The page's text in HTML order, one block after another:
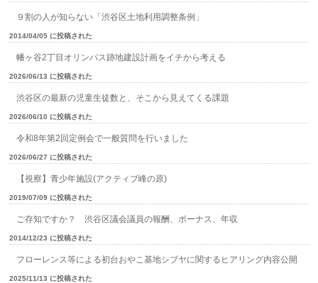
９割の人が知らない「渋谷区土地利用調整条例」
2014/04/05 に投稿された
幡ヶ谷2丁目オリンパス跡地建設計画をイチから考える
2026/06/13 に投稿された
渋谷区の最新の児童生徒数と、そこから見えてくる課題
2026/06/10 に投稿された
令和8年第2回定例会で一般質問を行いました
2026/06/27 に投稿された
【視察】青少年施設(アクティブ峰の原)
2019/07/09 に投稿された
ご存知ですか？ 渋谷区議会議員の報酬、ボーナス、年収
2014/12/23 に投稿された
フローレンス等による初台おやこ基地シブヤに関するヒアリング内容公開
2025/11/13 に投稿された